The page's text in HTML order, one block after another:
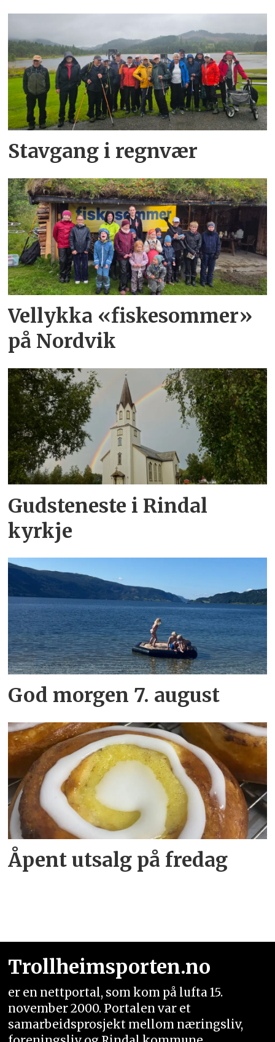
Stavgang i regnvær
Vellykka «fiskesommer»
på Nordvik
Gudsteneste i Rindal
kyrkje
God morgen 7. august
Åpent utsalg på fredag
Trollheimsporten.no
er en nettportal, som kom på lufta 15.
november 2000. Portalen var et
samarbeidsprosjekt mellom næringsliv,